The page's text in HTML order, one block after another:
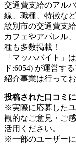
交通費支給のアル
線、職種、特徴な
紋別市の交通費支
カフェやアパレル
種も多数掲載！
「マッハバイト」
ド:6054) が運営す
紹介事業は行って
投稿された口コミ
※実際に応募した
観的なご意見・ご
活用ください。
※一部のユーザー